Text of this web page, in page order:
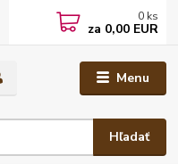
Menu
Hľadať
0 ks
za 0,00 EUR